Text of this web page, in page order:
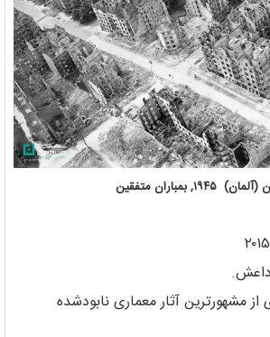
بمباران متفقین
مشهورترین آثار معماری نابودشده